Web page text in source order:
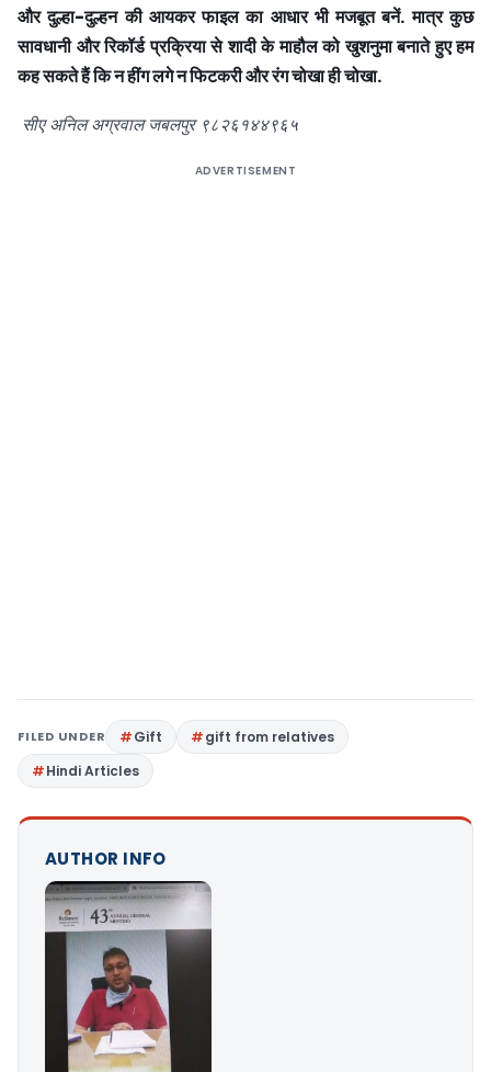
और दुल्हा-दुल्हन की आयकर फाइल का आधार भी मजबूत बनें. मात्र कुछ
सावधानी और रिकॉर्ड प्रक्रिया से शादी के माहौल को खुशनुमा बनाते हुए हम
कह सकते हैं कि न हींग लगे न फिटकरी और रंग चोखा ही चोखा.
सीए अनिल अग्रवाल जबलपुर ९८२६१४४९६५
ADVERTISEMENT
FILED UNDER Gift
gift from relatives
Hindi Articles
AUTHOR INFO